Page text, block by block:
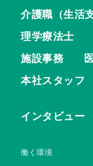
介護職（生活
理学療法士
施設事務
本社スタッフ
インタビュー
働く環境